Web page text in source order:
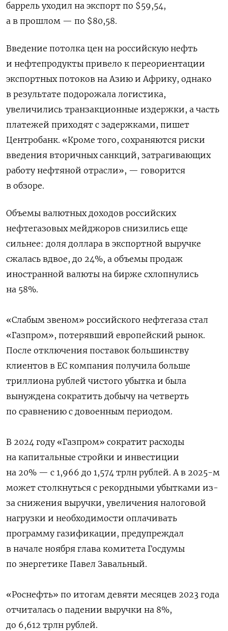
баррель уходил на экспорт по $59,54,
а в прошлом — по $80,58.
Введение потолка цен на российскую нефть
и нефтепродукты привело к переориентации
экспортных потоков на Азию и Африку, однако
в результате подорожала логистика,
увеличились транзакционные издержки, а часть
платежей приходят с задержками, пишет
Центробанк. «Кроме того, сохраняются риски
введения вторичных санкций, затрагивающих
работу нефтяной отрасли», — говорится
в обзоре.
Объемы валютных доходов российских
нефтегазовых мейджоров снизились еще
сильнее: доля доллара в экспортной выручке
сжалась вдвое, до 24%, а объемы продаж
иностранной валюты на бирже схлопнулись
на 58%.
«Слабым звеном» российского нефтегаза стал
«Газпром», потерявший европейский рынок.
После отключения поставок большинству
клиентов в ЕС компания получила больше
триллиона рублей чистого убытка и была
вынуждена сократить добычу на четверть
по сравнению с довоенным периодом.
В 2024 году «Газпром» сократит расходы
на капитальные стройки и инвестиции
на 20% — с 1,966 до 1,574 трлн рублей. А в 2025-м
может столкнуться с рекордными убытками из-
за снижения выручки, увеличения налоговой
нагрузки и необходимости оплачивать
программу газификации, предупреждал
в начале ноября глава комитета Госдумы
по энергетике Павел Завальный.
«Роснефть» по итогам девяти месяцев 2023 года
отчиталась о падении выручки на 8%,
до 6,612 трлн рублей.